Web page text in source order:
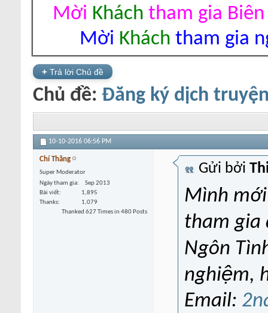
Mời Khách tham gia
Mời Khách tham gia
+ Trả lời Chủ đề
Chủ đề: Đăng ký dịch
10-10-2016 06:56 PM
Chí Thăng
Super Moderator
Ngày tham gia
Sep 2013
Bài viết
1,895
Thanks
1,079
Thanked 627 Times in 480 Posts
Gửi bởi
Mình
tham gia
Ngôn
nghiệm,
Email: